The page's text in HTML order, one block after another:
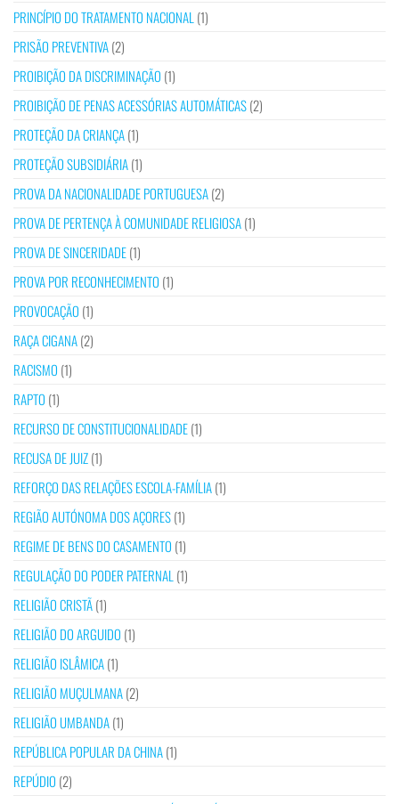
PRINCÍPIO DO TRATAMENTO NACIONAL (1)
PRISÃO PREVENTIVA(2)
PROIBIÇÃO DA DISCRIMINAÇÃO (1)
PROIBIÇÃO DE PENAS ACESSÓRIAS AUTOMÁTICAS(2)
PROTEÇÃO DA CRIANÇA(1)
PROTEÇÃO SUBSIDIÁRIA(1)
PROVA DA NACIONALIDADE PORTUGUESA(2)
PROVA DE PERTENÇA À COMUNIDADE RELIGIOSA(1)
PROVA DE SINCERIDADE(1)
PROVA POR RECONHECIMENTO (1)
PROVOCAÇÃO (1)
RAÇA CIGANA(2)
RACISMO (1)
RAPTO (1)
RECURSO DE CONSTITUCIONALIDADE(1)
RECUSA DE JUIZ(1)
REFORÇO DAS RELAÇÕES ESCOLA-FAMÍLIA(1)
REGIÃO AUTÓNOMA DOS AÇORES(1)
REGIME DE BENS DO CASAMENTO (1)
REGULAÇÃO DO PODER PATERNAL (1)
RELIGIÃO CRISTÃ(1)
RELIGIÃO DO ARGUIDO (1)
RELIGIÃO ISLÂMICA(1)
RELIGIÃO MUÇULMANA(2)
RELIGIÃO UMBANDA(1)
REPÚBLICA POPULAR DA CHINA(1)
REPÚDIO (2)